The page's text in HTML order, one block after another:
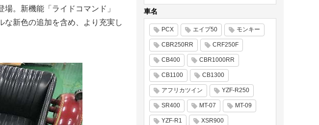
。新機能「ライドコマンド」
な新色の追加を含め、より充実し
車名
PCX エイプ50 モンキー
CBR250RR CRF250F
CB400 CBR1000RR
CB1100 CB1300
アフリカツイン YZF-R250
SR400 MT-07 MT-09
YZF-R1 XSR900